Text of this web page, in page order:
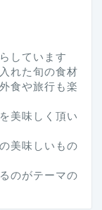
しています
れた旬の食材
食や旅行も楽
美味しく頂い
美味しいもの
のがテーマの